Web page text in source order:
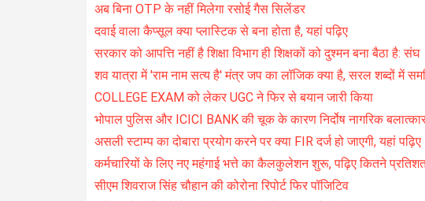
अब बिना OTP के नहीं मिलेगा रसोई गैस सिलेंडर
दवाई वाला कैप्सूल क्या प्लास्टिक से बना होता है, यहां पढ़िए
सरकार को आपत्ति नहीं है शिक्षा विभाग ही शिक्षकों को दुश्मन बना बैठा है: संघ
शव यात्रा में 'राम नाम सत्य है' मंत्र जप का लॉजिक क्या है, सरल शब्दों में
COLLEGE EXAM को लेकर UGC ने फिर से बयान जारी किया
भोपाल पुलिस और ICICI BANK की चूक के कारण निर्दोष नागरिक
असली स्टाम्प का दोबारा प्रयोग करने पर क्या FIR दर्ज हो जाएगी, यहां पढ़िए
कर्मचारियों के लिए नए महंगाई भत्ते का कैलकुलेशन शुरू, पढ़िए कितने
सीएम शिवराज सिंह चौहान की कोरोना रिपोर्ट फिर पॉजिटिव